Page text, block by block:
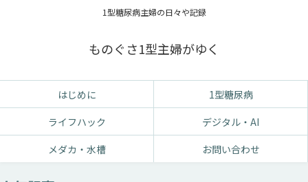
1型糖尿病主婦の日々や記録
ものぐさ1型主婦がゆく
はじめに
1型糖尿病
ライフハック
デジタル・AI
メダカ・水槽
お問い合わせ